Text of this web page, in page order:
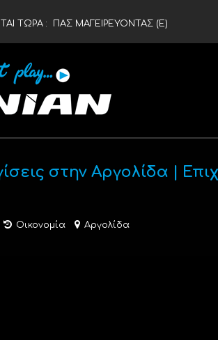
ΤΩΡΑ : ΠΑΣ ΜΑΓΕΙΡΕΥΟΝΤΑΣ (Ε)
στην Αργολίδα |
Οικονομία Αργολίδα